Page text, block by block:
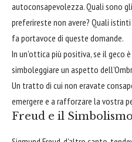
autoconsapevolezza. Quali sono
preferireste non avere? Quali
fa portavoce di queste domande.
In un'ottica più positiva, se il geco
simboleggiare un aspetto
Un tratto di cui non eravate
emergere e a rafforzare la vostra
Freud e il